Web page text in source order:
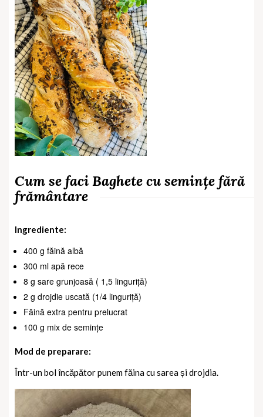
Cum se faci Baghete cu semințe fără
frământare
Ingrediente:
400 g făină albă
300 ml apă rece
8 g sare grunjoasă ( 1,5 linguriță)
2 g drojdie uscată (1/4 linguriță)
Făină extra pentru prelucrat
100 g mix de semințe
Mod de preparare:
Într-un bol încăpător punem făina cu sarea și drojdia.